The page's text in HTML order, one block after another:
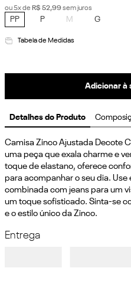
ou5x de R$ 52,99sem juros
PP P M G
Tabela de Medidas
Adicionar à
Detalhes do Produto
Camisa Zinco Ajustada Decote
uma peça que exala charme e
toque de elastano, oferece
para acompanhar o seu dia. Use
combinada com jeans para um
um toque sofisticado. Sinta-se
e o estilo único da Zinco.
Entrega